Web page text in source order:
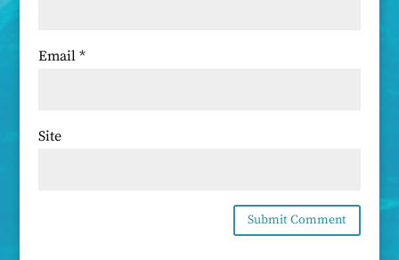
Email *
Site